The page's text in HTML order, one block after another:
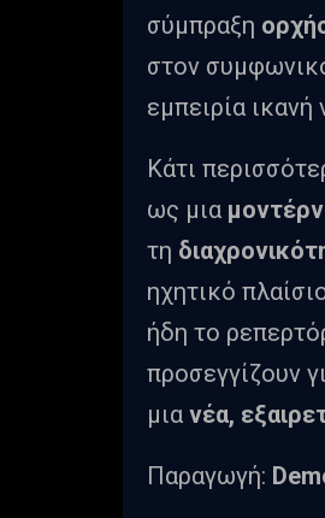
σύμπραξη
στον
εμπειρία ικανή
Κάτι
ως μια
τη
ηχητικό
ήδη το
προσεγγίζουν
μια νέα,
Παραγωγή: